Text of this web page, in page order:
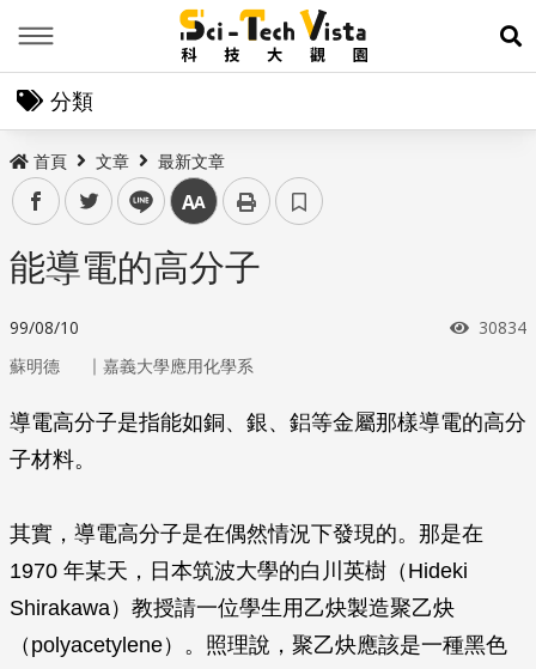
展
分類
首頁 文章 最新文章
facebooktwitter line 中
能導電的高分子
99/08/10 瀏覽次
30834
蘇明德 ｜ 嘉義大學應用化學系
導電高分子是指能如銅、銀、鋁等金屬那樣導電的高分
子材料。
其實，導電高分子是在偶然情況下發現的。那是在
1970 年某天，日本筑波大學的白川英樹（Hideki
Shirakawa）教授請一位學生用乙炔製造聚乙炔
（polyacetylene）。照理說，聚乙炔應該是一種黑色